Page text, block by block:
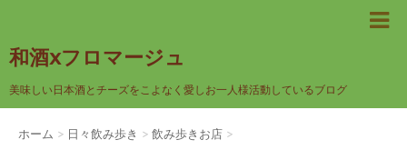
和酒xフロマージュ
美味しい日本酒とチーズをこよなく愛しお一人様活動しているブログ
ホーム > 日々飲み歩き > 飲み歩きお店 >